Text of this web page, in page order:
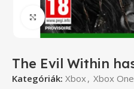
Click to enlarge
The Evil Within
Kategóriák: Xbox , Xbox One